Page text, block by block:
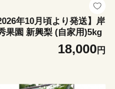
年10月頃より発送】岸
果園 新興梨 (自家用)5kg
18,000円